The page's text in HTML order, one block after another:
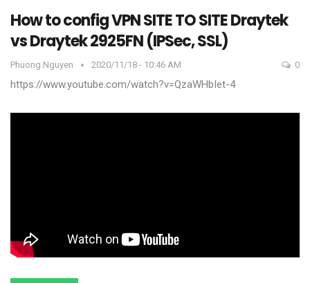
How to config VPN SITE TO SITE Draytek
vs Draytek 2925FN (IPSec, SSL)
Phuong.nguyen 2020/11/18 - 10:46 AM 0
https://www.youtube.com/watch?v=QzaWHbIet-4